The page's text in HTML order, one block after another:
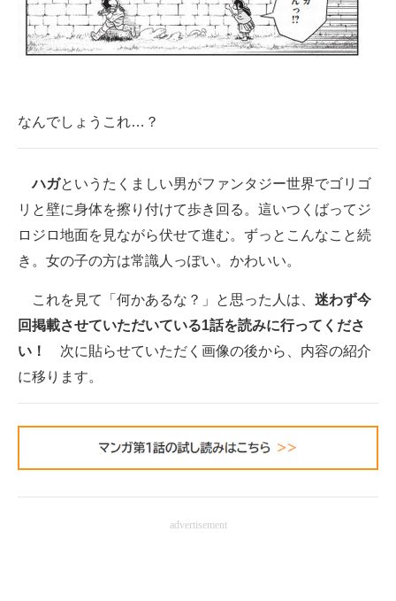
なんでしょうこれ…？
ハガというたくましい男がファンタジー世界でゴリゴ
リと壁に身体を擦り付けて歩き回る。這いつくばってジ
ロジロ地面を見ながら伏せて進む。ずっとこんなこと続
き。女の子の方は常識人っぽい。かわいい。
これを見て「何かあるな？」と思った人は、 迷わず今
回掲載させていただいている1話を読みに行ってくださ
い！
次に貼らせていただく画像の後から、内容の紹介
に移ります。
advertisement